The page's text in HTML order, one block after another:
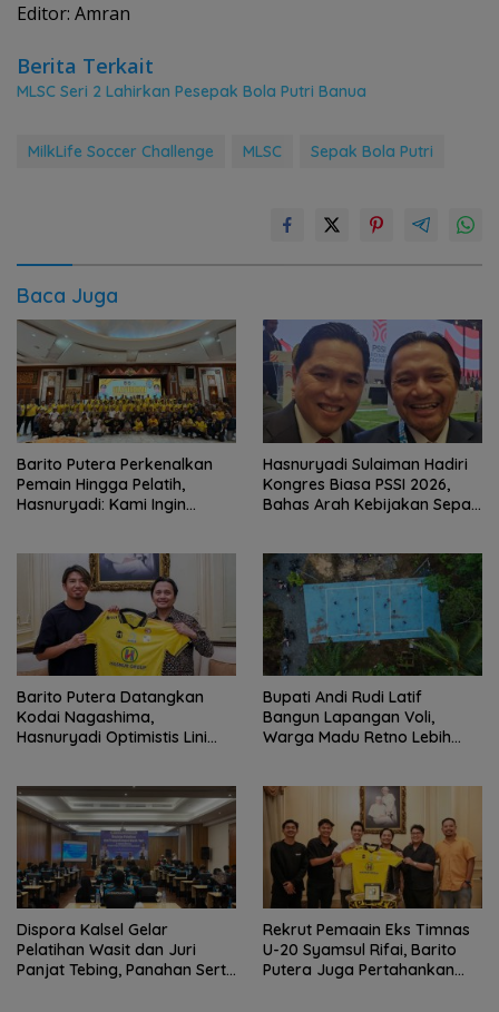
Editor: Amran
Berita Terkait
MLSC Seri 2 Lahirkan Pesepak Bola Putri Banua
MilkLife Soccer Challenge MLSC Sepak Bola Putri
Baca Juga
Barito Putera Perkenalkan
Pemain Hingga Pelatih,
Hasnuryadi: Kami Ingin
Hasnuryadi Sulaiman Hadiri
Kongres Biasa PSSI 2026,
Bahas Arah Kebijakan Sepak
Barito Putera Datangkan
Kodai Nagashima,
Hasnuryadi Optimistis Lini
Bupati Andi Rudi Latif
Bangun Lapangan Voli,
Warga Madu Retno Lebih
Dispora Kalsel Gelar
Pelatihan Wasit dan Juri
Panjat Tebing, Panahan Serta
Rekrut Pemaain Eks Timnas
U-20 Syamsul Rifai, Barito
Putera Juga Pertahankan